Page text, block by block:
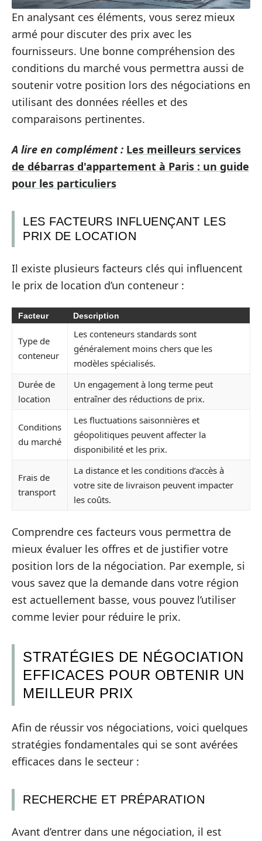
En analysant ces éléments, vous serez mieux
armé pour discuter des prix avec les
fournisseurs. Une bonne compréhension des
conditions du marché vous permettra aussi de
soutenir votre position lors des négociations en
utilisant des données réelles et des
comparaisons pertinentes.
A lire en complément : Les meilleurs services
de débarras d'appartement à Paris : un guide
pour les particuliers
LES FACTEURS INFLUENÇANT LES
PRIX DE LOCATION
Il existe plusieurs facteurs clés qui influencent
le prix de location d’un conteneur :
Facteur Description
Type de
conteneur
Les conteneurs standards sont
généralement moins chers que les
modèles spécialisés.
Durée de
location
Un engagement à long terme peut
entraîner des réductions de prix.
Conditions
du marché
Les fluctuations saisonnières et
géopolitiques peuvent affecter la
disponibilité et les prix.
Frais de
transport
La distance et les conditions d’accès à
votre site de livraison peuvent impacter
les coûts.
Comprendre ces facteurs vous permettra de
mieux évaluer les offres et de justifier votre
position lors de la négociation. Par exemple, si
vous savez que la demande dans votre région
est actuellement basse, vous pouvez l’utiliser
comme levier pour réduire le prix.
STRATÉGIES DE NÉGOCIATION
EFFICACES POUR OBTENIR UN
MEILLEUR PRIX
Afin de réussir vos négociations, voici quelques
stratégies fondamentales qui se sont avérées
efficaces dans le secteur :
RECHERCHE ET PRÉPARATION
Avant d’entrer dans une négociation, il est